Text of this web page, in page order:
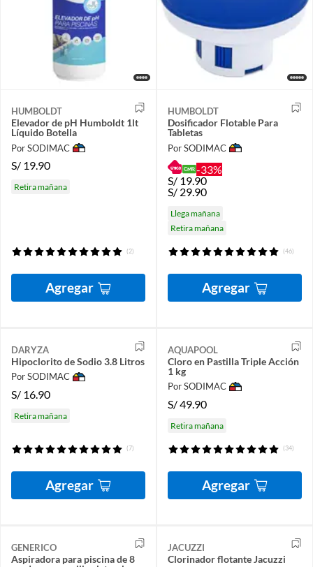
HUMBOLDT
Elevador de pH Humboldt 1lt
Líquido Botella
Por SODIMAC
S/ 19.90
Retira mañana
(2)
Agregar
HUMBOLDT
Dosificador Flotable Para
Tabletas
Por SODIMAC
-33%
S/ 19.90
S/ 29.90
Llega mañana
Retira mañana
(46)
Agregar
DARYZA
Hipoclorito de Sodio 3.8 Litros
Por SODIMAC
S/ 16.90
Retira mañana
(7)
Agregar
AQUAPOOL
Cloro en Pastilla Triple Acción
1 kg
Por SODIMAC
S/49.90
Retira mañana
(34)
Agregar
GENERICO
Aspiradora para piscina de 8
JACUZZI
Clorinador flotante Jacuzzi